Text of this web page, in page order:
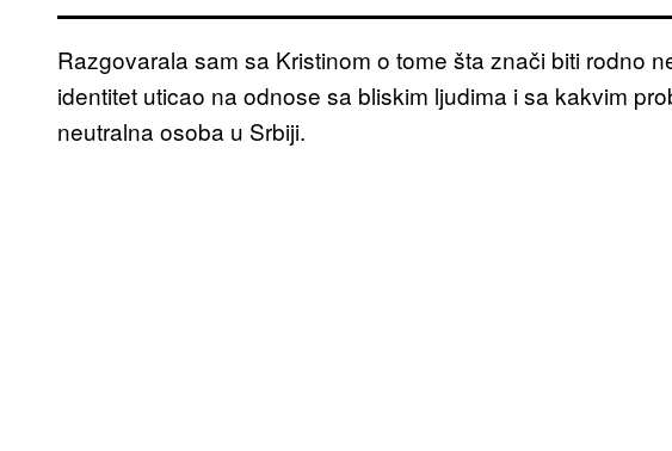
Razgovarala sam sa Kristinom o tome šta znači biti rodno
identitet uticao na odnose sa bliskim ljudima i sa kakvim
neutralna osoba u Srbiji.